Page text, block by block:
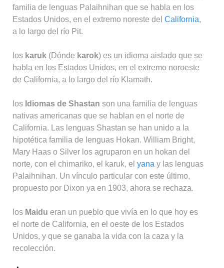
familia de lenguas Palaihnihan que se habla en los
Estados Unidos, en el extremo noreste del California,
a lo largo del río Pit.
los karuk (Dónde karok) es un idioma aislado que se
habla en los Estados Unidos, en el extremo noroeste
de California, a lo largo del río Klamath.
los Idiomas de Shastan son una familia de lenguas
nativas americanas que se hablan en el norte de
California. Las lenguas Shastan se han unido a la
hipotética familia de lenguas Hokan. William Bright,
Mary Haas o Silver los agruparon en un hokan del
norte, con el chimariko, el karuk, el yana y las lenguas
Palaihnihan. Un vínculo particular con este último,
propuesto por Dixon ya en 1903, ahora se rechaza.
los Maidu eran un pueblo que vivía en lo que hoy es
el norte de California, en el oeste de los Estados
Unidos, y que se ganaba la vida con la caza y la
recolección.